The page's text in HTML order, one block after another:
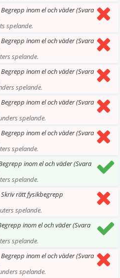
Begrepp inom el och väder (Svara
spelande.
Begrepp inom el och väder (Svara
spelande.
Begrepp inom el och väder (Svara
spelande.
Begrepp inom el och väder (Svara
spelande.
Begrepp inom el och väder (Svara
spelande.
inom el och väder (Svara
spelande.
rätt fysikbegrepp
spelande.
inom el och väder (Svara
spelande.
Begrepp inom el och väder (Svara
spelande.